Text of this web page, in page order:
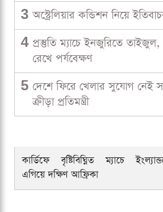
3 অস্ট্রেলিয়ার কন্ডিশন নিয়ে
4 প্রস্তুতি ম্যাচে ইনজুরিতে
রেখে পর্যবেক্ষণ
5 দেশে ফিরে খেলার সুযোগ নেই
ক্রীড়া প্রতিমন্ত্রী